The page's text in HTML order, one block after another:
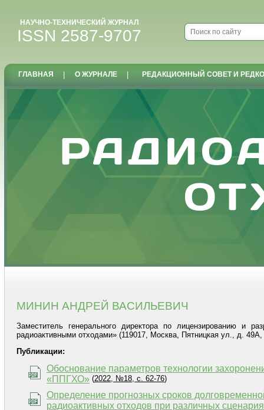
НАУЧНО-ТЕХНИЧЕСКИЙ ЖУРНАЛ
ISSN 2587-9707
ГЛАВНАЯ О ЖУРНАЛЕ РЕДАКЦИОННЫЙ СОВЕТ И
МИНИН АНДРЕЙ ВАСИЛЬЕВИЧ
Заместитель генерального директора по лицензированию и
радиоактивными отходами» (119017, Москва, Пятницкая ул., д.
Публикации:
Обоснование параметров технологии
«ППГХО» (2022, №18, с. 62-76)
Определение прогнозных сроков
радиоактивных отходов при различных